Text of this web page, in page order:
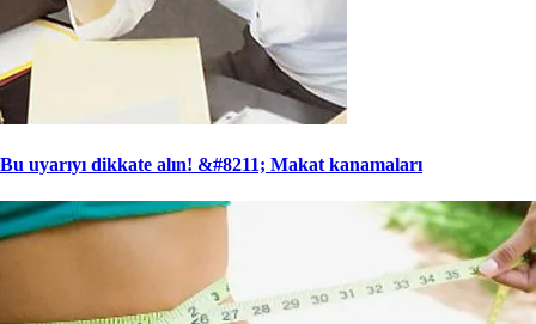
Bu uyarıyı dikkate alın! &#8211; Makat kanamaları